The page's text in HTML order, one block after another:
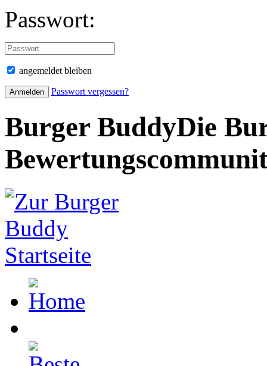
Passwort:
angemeldet bleiben
Passwort vergessen?
Burger BuddyDie